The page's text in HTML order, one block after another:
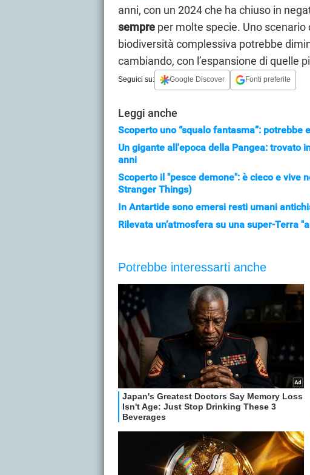
anni, con un 2024 che ha chiuso in
sempre per molte specie. Uno
biodiversità complessiva potrebbe
cambiando, con l’espansione di quelle
Seguici su: Google Discover Fonti preferite
Leggi anche
Scoperto uno “squalo fantasma”: potrebbe
Un gigante all'epoca della Pangea: trovato
anni
Scoperto il "pesce demone": è cieco e vive
Stranger Things)
In Antartide sono emersi resti umani
Rilevata un’atmosfera su una super-Terra